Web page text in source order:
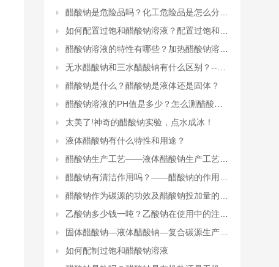
醋酸钠是什么？醋酸钠是液体还是固体？
太美了!神奇的醋酸钠实验，点水成冰！
液体醋酸钠有什么特性和用途？
如何配制过饱和醋酸钠溶液